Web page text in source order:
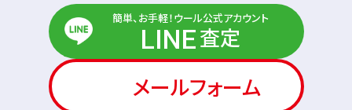
簡単、お手軽！ウール公式アカウント
LINE査定
メールフォーム